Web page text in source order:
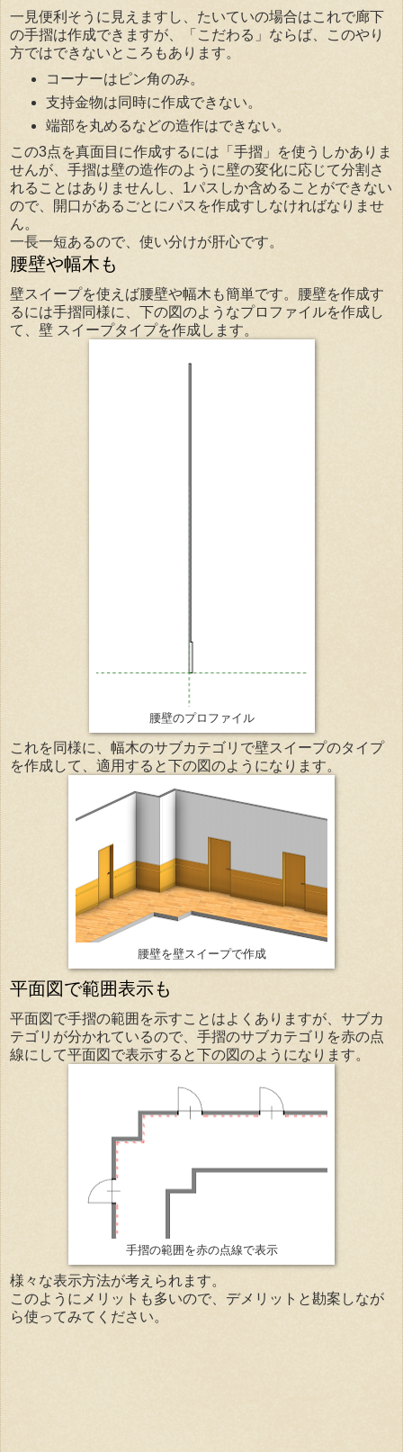
一見便利そうに見えますし、たいていの場合はこれで廊下
の手摺は作成できますが、「こだわる」ならば、このやり
方ではできないところもあります。
コーナーはピン角のみ。
支持金物は同時に作成できない。
端部を丸めるなどの造作はできない。
この3点を真面目に作成するには「手摺」を使うしかありま
せんが、手摺は壁の造作のように壁の変化に応じて分割さ
れることはありませんし、1パスしか含めることができない
ので、開口があるごとにパスを作成すしなければなりませ
ん。
一長一短あるので、使い分けが肝心です。
腰壁や幅木も
壁スイープを使えば腰壁や幅木も簡単です。腰壁を作成す
るには手摺同様に、下の図のようなプロファイルを作成し
て、壁 スイープタイプを作成します。
腰壁のプロファイル
これを同様に、幅木のサブカテゴリで壁スイープのタイプ
を作成して、適用すると下の図のようになります。
腰壁を壁スイープで作成
平面図で範囲表示も
平面図で手摺の範囲を示すことはよくありますが、サブカ
テゴリが分かれているので、手摺のサブカテゴリを赤の点
線にして平面図で表示すると下の図のようになります。
手摺の範囲を赤の点線で表示
様々な表示方法が考えられます。
このようにメリットも多いので、デメリットと勘案しなが
ら使ってみてください。